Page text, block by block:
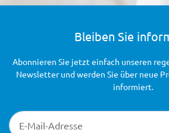
Bleiben Sie
Newsletter-Registrierung
Abonnieren Sie jetzt einfach unseren
Newsletter und werden Sie über neue
informiert.